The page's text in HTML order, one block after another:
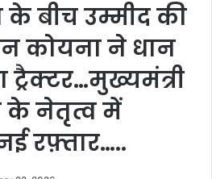
बीच उम्मीद की
कोयना ने धान
के नेतृत्व में
रफ़्तार…..